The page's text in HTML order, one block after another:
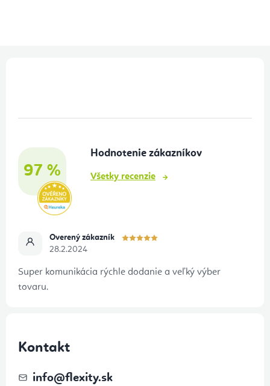
97 %
Hodnotenie zákazníkov
Všetky recenzie
Overený zákazník
28.2.2024
Super komunikácia rýchle dodanie a veľký výber
tovaru.
Kontakt
info@flexity.sk